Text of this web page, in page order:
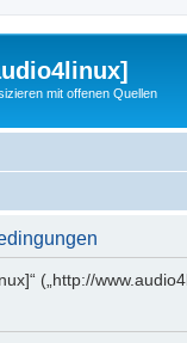
mit offenen Quellen
(„http://